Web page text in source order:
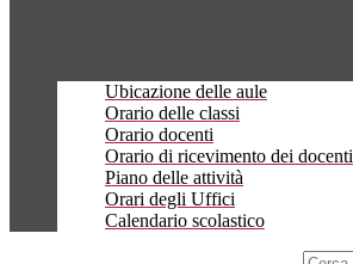
Ubicazione delle aule
Orario delle classi
Orario docenti
Orario di ricevimento dei docenti
Piano delle attività
Orari degli Uffici
Calendario scolastico